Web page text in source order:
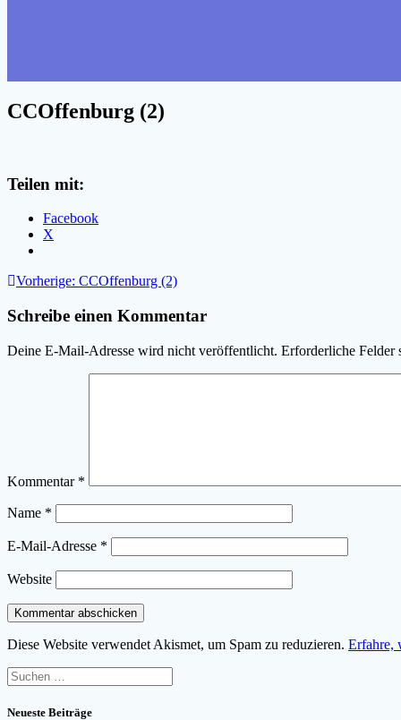
CCOffenburg (2)
Teilen mit:
Facebook
X
Beitragsnavigation
Vorherige: Vorheriger
CCOffenburg (2)
Schreibe einen Kommentar
Deine E-Mail-Adresse wird nicht veröffentlicht. Erforderliche Felder
Kommentar *
Name *
E-Mail-Adresse *
Website
Diese Website verwendet Akismet, um Spam zu reduzieren. Erfahre,
Suchen
nach:
Neueste Beiträge